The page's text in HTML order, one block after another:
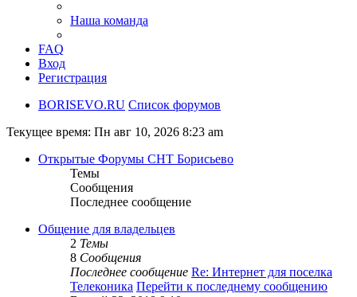
Наша команда
FAQ
Вход
Регистрация
BORISEVO.RU Список форумов
Текущее время: Пн авг 10, 2026 8:23 am
Открытые Форумы СНТ Борисьево
Темы
Сообщения
Последнее сообщение
Общение для владельцев
2 Темы
8 Сообщения
Последнее сообщение Re: Интернет для поселка
Телеконика Перейти к последнему сообщению